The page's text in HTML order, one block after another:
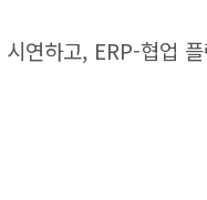
연하고, ERP-협업